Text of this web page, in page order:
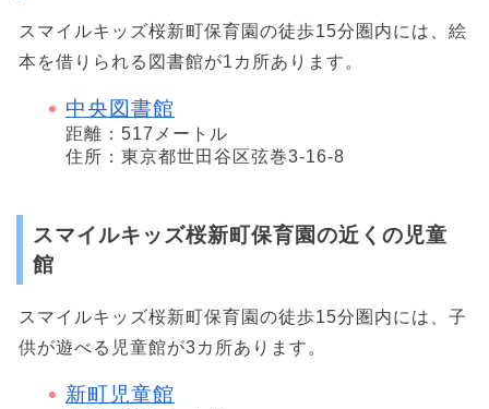
スマイルキッズ桜新町保育園の徒歩15分圏内には、絵
本を借りられる図書館が1カ所あります。
中央図書館
距離：517メートル
住所：東京都世田谷区弦巻3-16-8
スマイルキッズ桜新町保育園の近くの児童
館
スマイルキッズ桜新町保育園の徒歩15分圏内には、子
供が遊べる児童館が3カ所あります。
新町児童館